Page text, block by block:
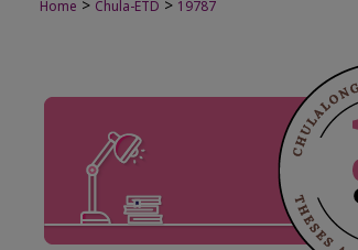
Home > Chula-ETD > 19787